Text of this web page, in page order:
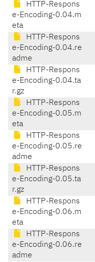
HTTP-Respons
e-Encoding-0.04.m
eta
HTTP-Respons
e-Encoding-0.04.re
adme
HTTP-Respons
e-Encoding-0.04.ta
r.gz
HTTP-Respons
e-Encoding-0.05.m
eta
HTTP-Respons
e-Encoding-0.05.re
adme
HTTP-Respons
e-Encoding-0.05.ta
r.gz
HTTP-Respons
e-Encoding-0.06.m
eta
HTTP-Respons
e-Encoding-0.06.re
adme